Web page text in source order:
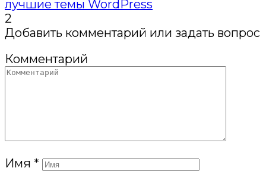
лучшие темы WordPress
2
Добавить комментарий или задать вопрос
Комментарий
Имя *